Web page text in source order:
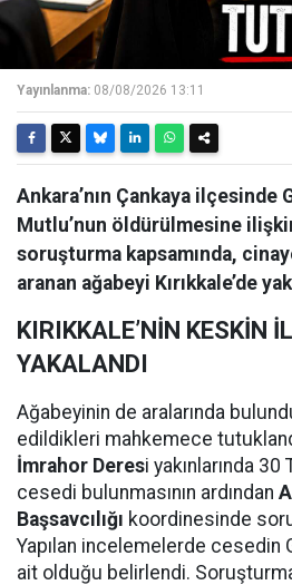
Yayınlanma: 08/08/2026 13:11
Ankara’nın Çankaya ilçesinde
Mutlu’nun öldürülmesine
soruşturma kapsamında,
aranan ağabeyi Kırıkkale’de
KIRIKKALE’NİN KESKİN
YAKALANDI
Ağabeyinin de aralarında
edildikleri mahkemece
İmrahor Deresi yakınlarında 30
cesedi bulunmasının ardından
Başsavcılığı koordinesinde
Yapılan incelemelerde cesedin
ait olduğu belirlendi.